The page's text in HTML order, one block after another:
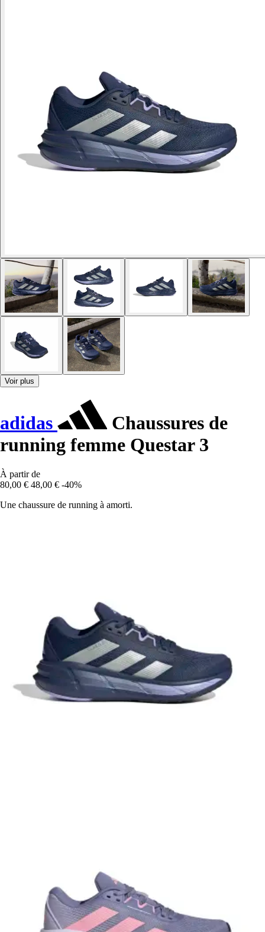
Voir plus
adidas
Chaussures de
running femme Questar 3
À partir de
80,00 € 48,00 € -40%
Une chaussure de running à amorti.